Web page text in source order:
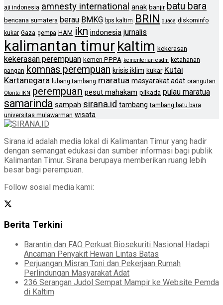
aji indonesia amnesty international anak banjir batu bara
bencana sumatera berau BMKG bps kaltim BRIN cuaca diskominfo
kukar Gaza gempa HAM ikn indonesia jurnalis
kalimantan timurkaltim kekerasan
kekerasan perempuan kemen PPPA kementerian esdm ketahanan
pangan komnas perempuan krisis iklim kukar Kutai
Kartanegara lubang tambang maratua masyarakat adat orangutan
Otorita IKN perempuan pesut mahakam pilkada pulau maratua
samarinda sampah sirana.id tambang tambang batu bara
universitas mulawarman wisata
Sirana.id adalah media lokal di Kalimantan Timur yang hadir
dengan semangat edukasi dan sumber informasi bagi publik
Kalimantan Timur. Sirana berupaya memberikan ruang lebih
besar bagi perempuan.
Follow sosial media kami:
Berita Terkini
Barantin dan FAO Perkuat Biosekuriti Nasional Hadapi
Ancaman Penyakit Hewan Lintas Batas
Perjuangan Misran Toni dan Pekerjaan Rumah
Perlindungan Masyarakat Adat
236 Serangan Judol Sempat Mampir ke Website Pemda
di Kaltim